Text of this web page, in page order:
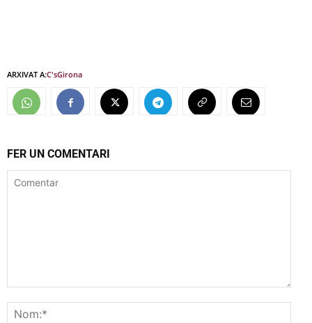
ARXIVAT A:C'sGirona
FER UN COMENTARI